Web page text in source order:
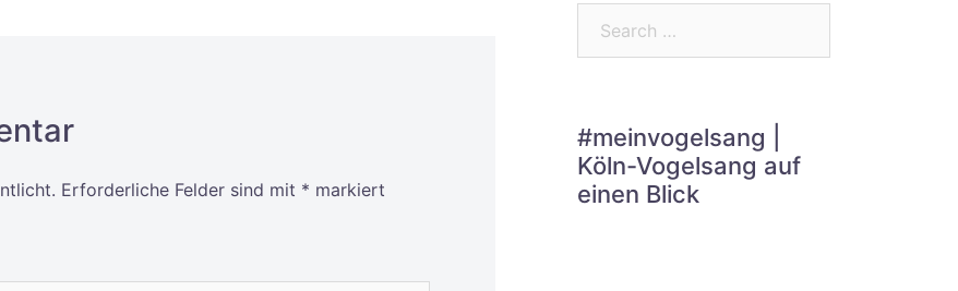
Erforderliche Felder sind mit * markiert
#meinvogelsang |
Köln-Vogelsang auf
einen Blick